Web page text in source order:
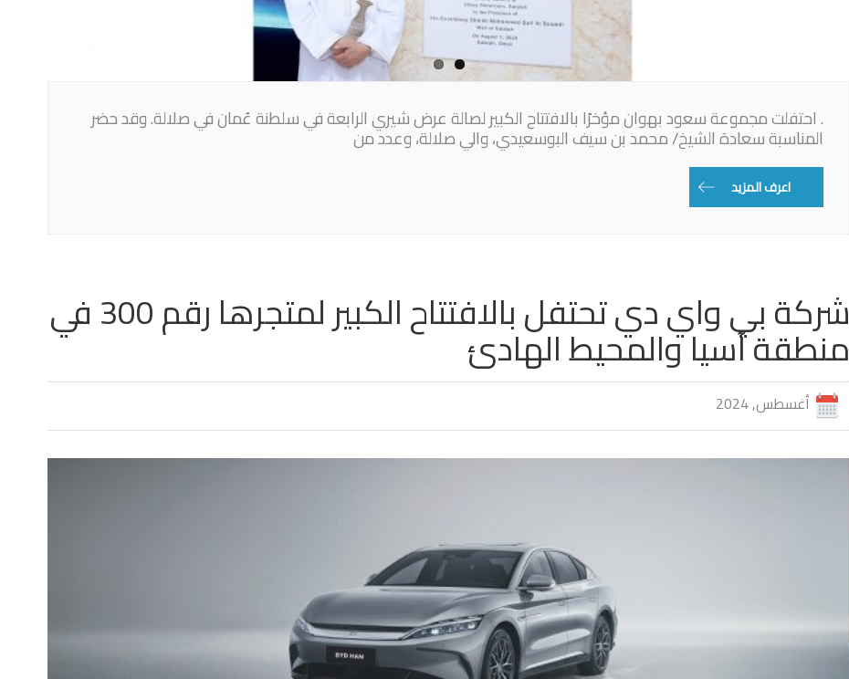
. احتفلت مجموعة سعود بهوان مؤخرًا بالافتتاح الكبير لصالة عرض شيري الرابعة في سلطنة عُمان في صلالة. وقد حضر
المناسبة سعادة الشيخ/ محمد بن سيف البوسعيدي، والي صلالة، وعدد من
اعرف المزيد
شركة بي واي دي تحتفل بالافتتاح الكبير لمتجرها رقم 300 في
منطقة آسيا والمحيط الهادئ
أغسطس, 2024